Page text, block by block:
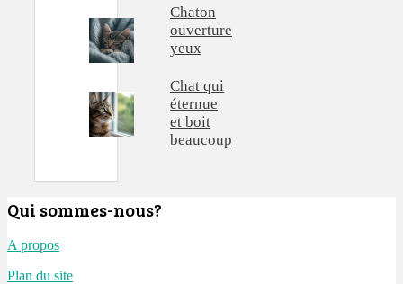
Chaton
ouverture
yeux
Chat qui
éternue
et boit
beaucoup
Qui sommes-nous?
A propos
Plan du site